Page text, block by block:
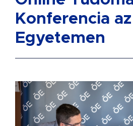
Konferencia
Egyetemen